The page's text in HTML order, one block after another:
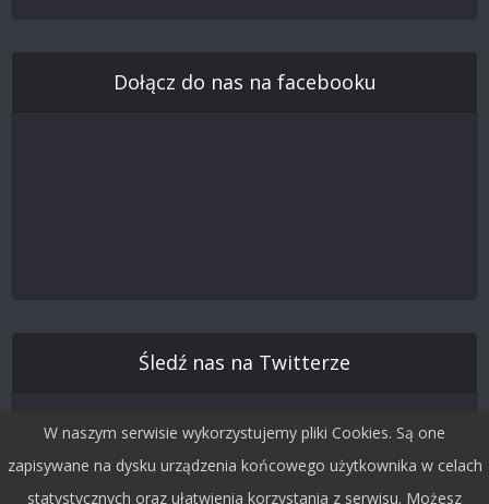
Dołącz do nas na facebooku
Śledź nas na Twitterze
W naszym serwisie wykorzystujemy pliki Cookies. Są one
zapisywane na dysku urządzenia końcowego użytkownika w celach
statystycznych oraz ułatwienia korzystania z serwisu. Możesz